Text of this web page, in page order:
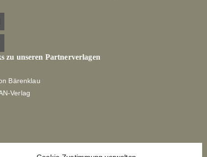
zu unseren Partnerverlagen
Bärenklau
Verlag